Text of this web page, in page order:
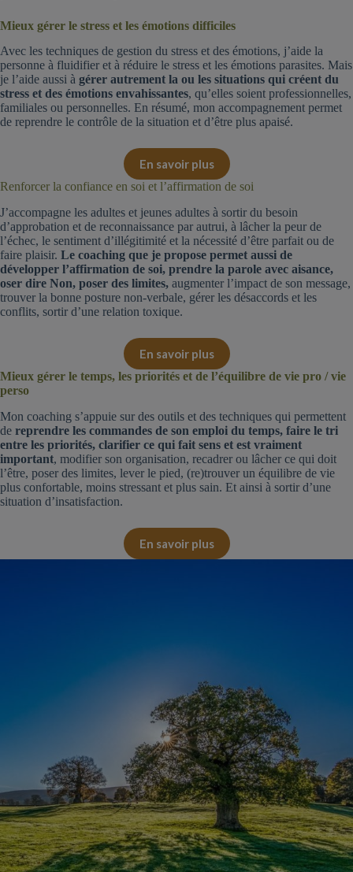
Mieux gérer le stress et les émotions difficiles
Avec les techniques de gestion du stress et des émotions, j’aide la
personne à fluidifier et à réduire le stress et les émotions parasites. Mais
je l’aide aussi à gérer autrement la ou les situations qui créent du
stress et des émotions envahissantes, qu’elles soient professionnelles,
familiales ou personnelles. En résumé, mon accompagnement permet
de reprendre le contrôle de la situation et d’être plus apaisé.
En savoir plus
Renforcer la confiance en soi et l’affirmation de soi
J’accompagne les adultes et jeunes adultes à sortir du besoin
d’approbation et de reconnaissance par autrui, à lâcher la peur de
l’échec, le sentiment d’illégitimité et la nécessité d’être parfait ou de
faire plaisir. Le coaching que je propose permet aussi de
développer l’affirmation de soi, prendre la parole avec aisance,
oser dire Non, poser des limites, augmenter l’impact de son message,
trouver la bonne posture non-verbale, gérer les désaccords et les
conflits, sortir d’une relation toxique.
En savoir plus
Mieux gérer le temps, les priorités et de l’équilibre de vie pro / vie
perso
Mon coaching s’appuie sur des outils et des techniques qui permettent
de reprendre les commandes de son emploi du temps, faire le tri
entre les priorités, clarifier ce qui fait sens et est vraiment
important, modifier son organisation, recadrer ou lâcher ce qui doit
l’être, poser des limites, lever le pied, (re)trouver un équilibre de vie
plus confortable, moins stressant et plus sain. Et ainsi à sortir d’une
situation d’insatisfaction.
En savoir plus